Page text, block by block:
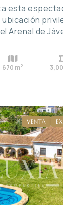
esta
Arenal de
670 m2
VENTA